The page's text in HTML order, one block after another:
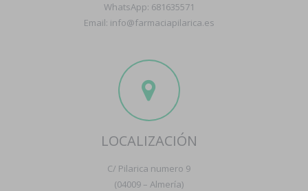
WhatsApp: 681635571
Email: info@farmaciapilarica.es
LOCALIZACIÓN
C/ Pilarica numero 9
(04009 – Almería)